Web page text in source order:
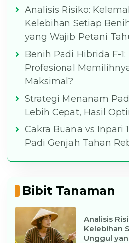
Analisis Risiko:
Kelebihan Setiap
yang Wajib Petani
Benih Padi Hibrida F-
Profesional
Maksimal?
Strategi Menanam
Lebih Cepat, Hasil
Cakra Buana vs Inpari
Padi Genjah Tahan
Bibit Tanaman
Analisis
Kelebihan
Unggul